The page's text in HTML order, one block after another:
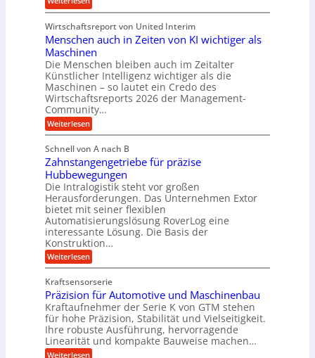
e
n
b
u
n
d
H
y
d
r
a
u
k
i
m
V
e
r
g
l
c
h
e
u
n
d
l
a
n
g
l
e
b
i
g
e
K
u
g
e
l
g
e
w
n
d
e
t
K
r
o
n
e
s
s
t
e
i
g
e
r
t
U
m
s
a
t
z
u
n
d
A
u
f
Wirtschaftsreport von United Interim
Menschen auch in Zeiten von KI wichtiger als
Maschinen
Die Menschen bleiben auch im Zeitalter
Künstlicher Intelligenz wichtiger als die
Maschinen – so lautet ein Credo des
Wirtschaftsreports 2026 der Management-
Community…
Weiterlesen:
M
n
s
c
h
e
n
a
u
c
h
i
n
Z
e
e
n
v
o
n
Schnell von A nach B
Zahnstangengetriebe für präzise
Hubbewegungen
Die Intralogistik steht vor großen
Herausforderungen. Das Unternehmen Extor
bietet mit seiner flexiblen
Automatisierungslösung RoverLog eine
interessante Lösung. Die Basis der
Konstruktion…
Weiterlesen:
Z
h
n
s
t
a
n
g
e
Kraftsensorserie
Präzision für Automotive und Maschinenbau
Kraftaufnehmer der Serie K von GTM stehen
für hohe Präzision, Stabilität und Vielseitigkeit.
Ihre robuste Ausführung, hervorragende
Linearität und kompakte Bauweise machen…
Weiterlesen: